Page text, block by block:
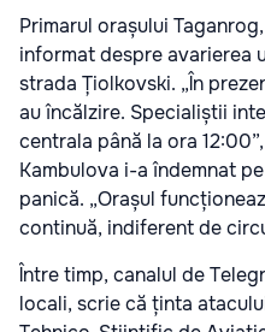
Primarul orașului
informat despre avarierea
strada Țiolkovski. „În
au încălzire. Specialiștii
centrala până la ora
Kambulova i-a îndemnat
panică. „Orașul
continuă, indiferent de
Între timp, canalul de
locali, scrie că ținta